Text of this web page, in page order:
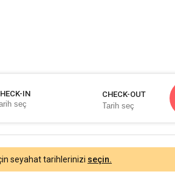
IN CHECK-OUT
seyahat tarihlerinizi seçin.